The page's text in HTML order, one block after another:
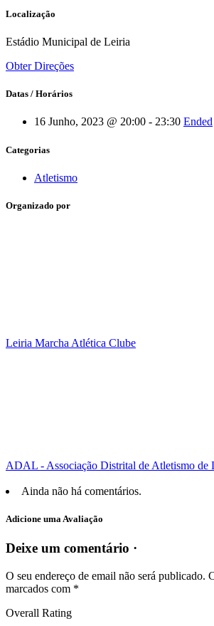
Localização
Estádio Municipal de Leiria
Obter Direções
Datas / Horários
16 Junho, 2023 @ 20:00 - 23:30 Ended
Categorias
Atletismo
Organizado por
Leiria Marcha Atlética Clube
ADAL - Associação Distrital de Atletismo de
Ainda não há comentários.
Adicione uma Avaliação
Deixe um comentário ·
O seu endereço de email não será publicado.
marcados com *
Overall Rating